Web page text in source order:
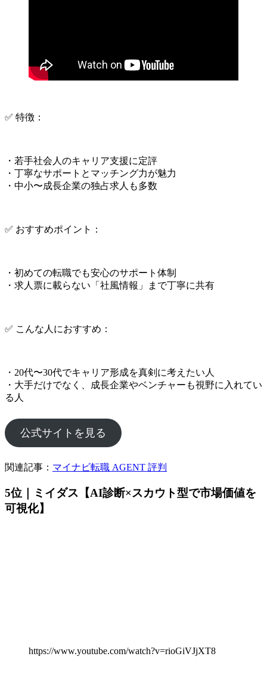
✅ 特徴：
・若手社会人のキャリア支援に定評
・丁寧なサポートとマッチング力が魅力
・中小〜成長企業の独占求人も多数
✅ おすすめポイント：
・初めての転職でも安心のサポート体制
・求人票に載らない「社風情報」まで丁寧に共有
✅ こんな人におすすめ：
・20代〜30代でキャリア形成を真剣に考えたい人
・大手だけでなく、成長企業やベンチャーも視野に入れてい
る人
公式サイトを見る
関連記事： マイナビ転職 AGENT 評判
5位｜ミイダス【AI診断×スカウト型で市場価値を
可視化】
https://www.youtube.com/watch?v=rioGiVJjXT8